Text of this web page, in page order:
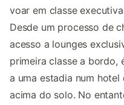
voar em classe
Desde um processo de
acesso a lounges
primeira classe a bordo,
a uma estadia num
acima do solo. No